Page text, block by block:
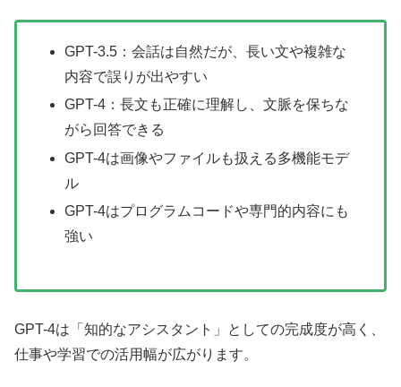
GPT-3.5：会話は自然だが、長い文や複雑な
内容で誤りが出やすい
GPT-4：長文も正確に理解し、文脈を保ちな
がら回答できる
GPT-4は画像やファイルも扱える多機能モデ
ル
GPT-4はプログラムコードや専門的内容にも
強い
GPT-4は「知的なアシスタント」としての完成度が高く、
仕事や学習での活用幅が広がります。